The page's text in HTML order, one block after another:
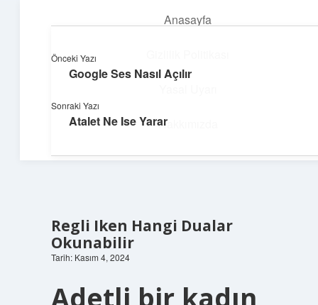
Anasayfa
Hakkımızda
Süper Bilgi Durağı
Regli Iken Hangi Dualar
Okunabilir
Tarih: Kasım 4, 2024
Adetli bir kadın
Önceki Yazı
Google Ses Nasıl Açılır
Sonraki Yazı
Atalet Ne Ise Yarar